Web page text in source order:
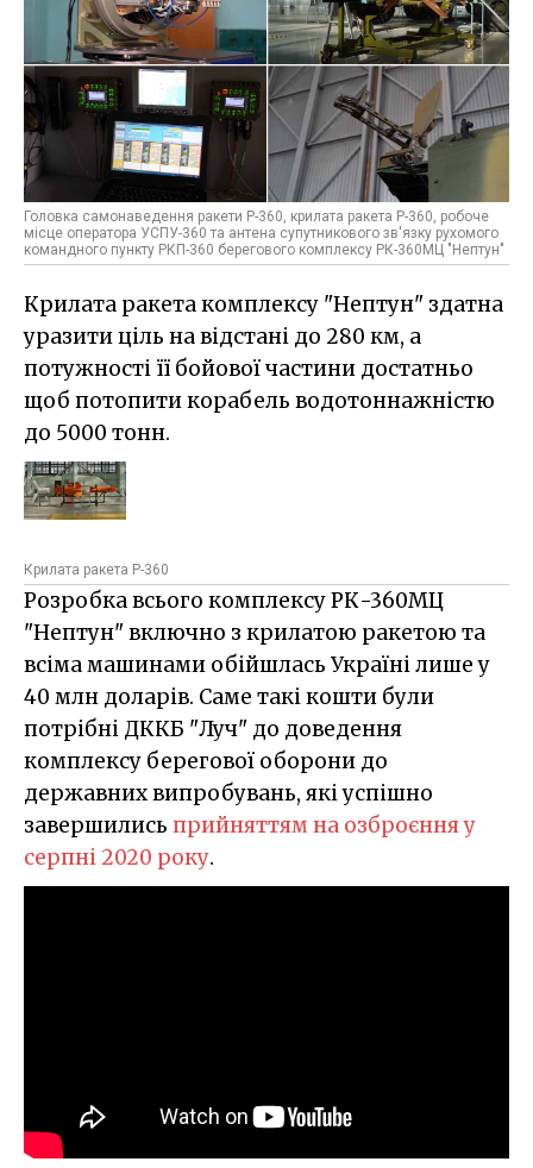
Головка самонаведення ракети Р-360, крилата ракета Р-360, робоче
місце оператора УСПУ-360 та антена супутникового зв'язку рухомого
командного пункту РКП-360 берегового комплексу РК-360МЦ "Нептун"
Крилата ракета комплексу "Нептун" здатна
уразити ціль на відстані до 280 км, а
потужності її бойової частини достатньо
щоб потопити корабель водотоннажністю
до 5000 тонн.
Крилата ракета Р-360
Розробка всього комплексу РК-360МЦ
"Нептун" включно з крилатою ракетою та
всіма машинами обійшлась Україні лише у
40 млн доларів. Саме такі кошти були
потрібні ДККБ "Луч" до доведення
комплексу берегової оборони до
державних випробувань, які успішно
завершились прийняттям на озброєння у
серпні 2020 року.